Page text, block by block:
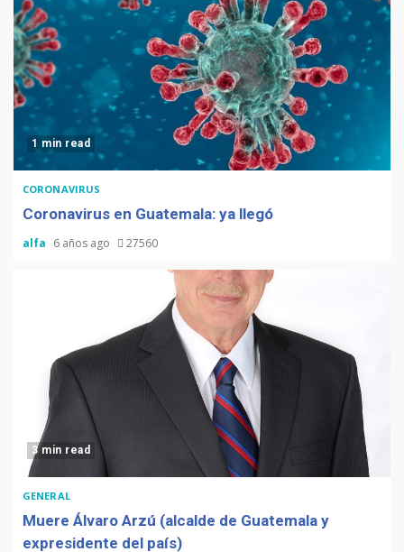
1 min read
CORONAVIRUS
Coronavirus en Guatemala: ya llegó
alfa 6 años ago 27560
3 min read
GENERAL
Muere Álvaro Arzú (alcalde de Guatemala y
expresidente del país)